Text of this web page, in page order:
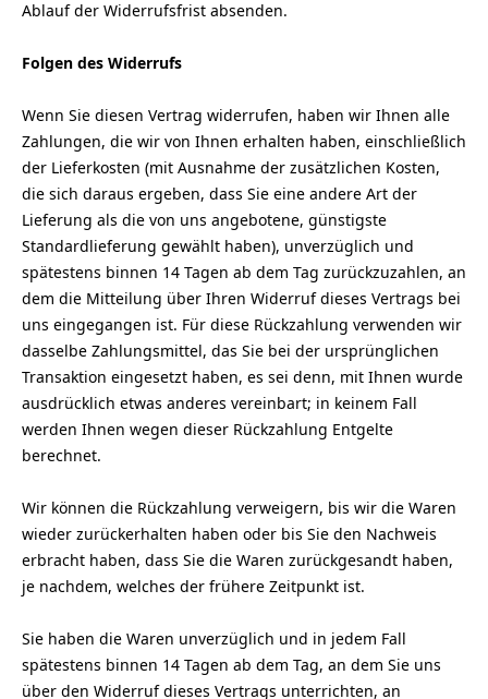
Ablauf der Widerrufsfrist absenden.
Folgen des Widerrufs
Wenn Sie diesen Vertrag widerrufen, haben wir Ihnen alle
Zahlungen, die wir von Ihnen erhalten haben, einschließlich
der Lieferkosten (mit Ausnahme der zusätzlichen Kosten,
die sich daraus ergeben, dass Sie eine andere Art der
Lieferung als die von uns angebotene, günstigste
Standardlieferung gewählt haben), unverzüglich und
spätestens binnen 14 Tagen ab dem Tag zurückzuzahlen, an
dem die Mitteilung über Ihren Widerruf dieses Vertrags bei
uns eingegangen ist. Für diese Rückzahlung verwenden wir
dasselbe Zahlungsmittel, das Sie bei der ursprünglichen
Transaktion eingesetzt haben, es sei denn, mit Ihnen wurde
ausdrücklich etwas anderes vereinbart; in keinem Fall
werden Ihnen wegen dieser Rückzahlung Entgelte
berechnet.
Wir können die Rückzahlung verweigern, bis wir die Waren
wieder zurückerhalten haben oder bis Sie den Nachweis
erbracht haben, dass Sie die Waren zurückgesandt haben,
je nachdem, welches der frühere Zeitpunkt ist.
Sie haben die Waren unverzüglich und in jedem Fall
spätestens binnen 14 Tagen ab dem Tag, an dem Sie uns
über den Widerruf dieses Vertrags unterrichten, an